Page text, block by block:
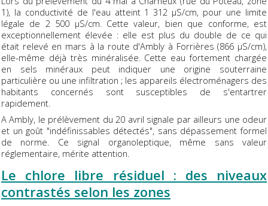
1), la conductivité de l'eau atteint 1 312 µS/cm, pour une limite
légale de 2 500 µS/cm. Cette valeur, bien que conforme, est
exceptionnellement élevée : elle est plus du double de ce qui
était relevé en mars à la route d'Ambly à Forrières (866 µS/cm),
elle-même déjà très minéralisée. Cette eau fortement chargée
en sels minéraux peut indiquer une origine souterraine
particulière ou une infiltration ; les appareils électroménagers des
habitants concernés sont susceptibles de s'entartrer
rapidement.
A Ambly, le prélèvement du 20 avril signale par ailleurs une odeur
et un goût "indéfinissables détectés", sans dépassement formel
de norme. Ce signal organoleptique, même sans valeur
réglementaire, mérite attention.
Le chlore libre résiduel : des niveaux
contrastés selon les zones